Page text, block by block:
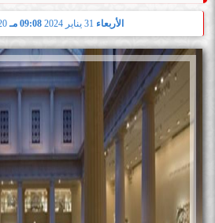
الأربعاء 09:08 مـ 20 رجب